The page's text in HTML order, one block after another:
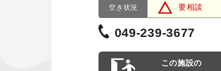
空き状況 要相談
049-239-3677
この施設の